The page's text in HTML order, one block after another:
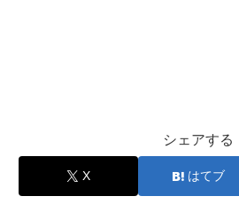
シェアする
X はてブ